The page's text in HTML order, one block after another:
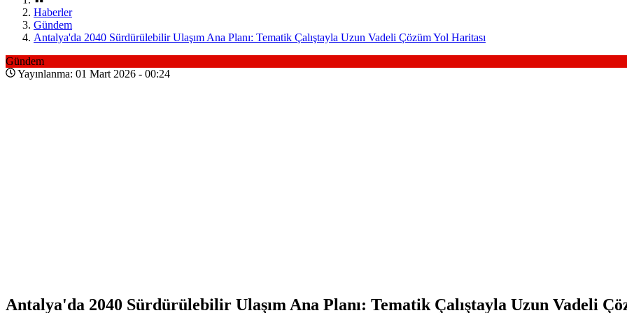
Haberler
Gündem
Antalya'da 2040 Sürdürülebilir Ulaşım Ana Planı: Tematik Çalıştayla Uzun Vadeli Çözüm Yol Haritası
Gündem
Yayınlanma: 01 Mart 2026 - 00:24
Antalya'da 2040 Sürdürülebilir Ulaşım Ana Planı: Tematik Çalıştayla Uzun Vadeli